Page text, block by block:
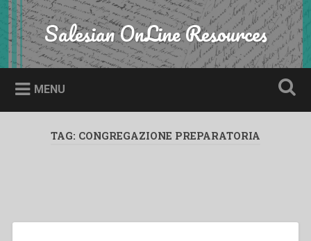
Skip
to
content
Search Salesian OnLine Resources
MENU
TAG: CONGREGAZIONE PREPARATORIA